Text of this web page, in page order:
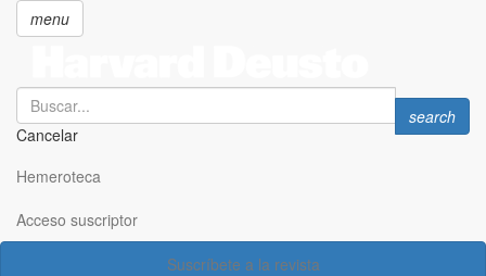
principal
menu
Search
Cancelar
Search
search
Hemeroteca
Acceso suscriptor
Suscríbete a la revista
Acceso suscriptor